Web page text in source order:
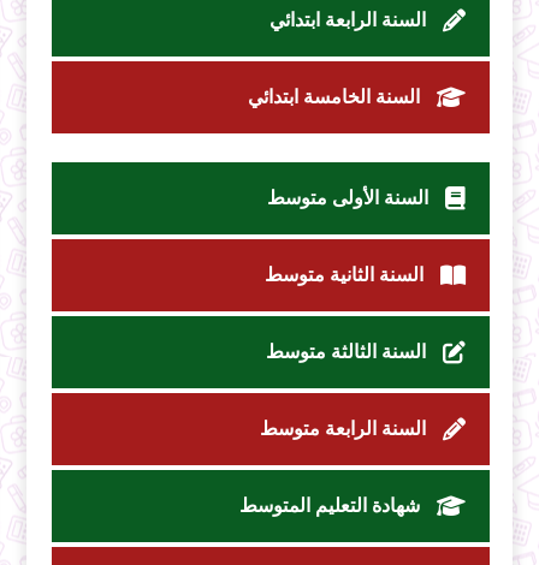
السنة الرابعة ابتدائي
السنة الخامسة ابتدائي
السنة الأولى متوسط
السنة الثانية متوسط
السنة الثالثة متوسط
السنة الرابعة متوسط
شهادة التعليم المتوسط